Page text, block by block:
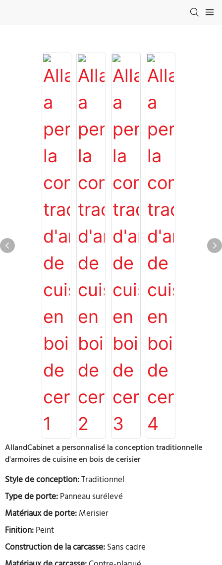
AllandCabinet a personnalisé la conception traditionnelle
d'armoires de cuisine en bois de cerisier
Style de conception:Traditionnel
Type de porte:Panneau surélevé
Matériaux de porte:Merisier
Finition:Peint
Construction de la carcasse:Sans cadre